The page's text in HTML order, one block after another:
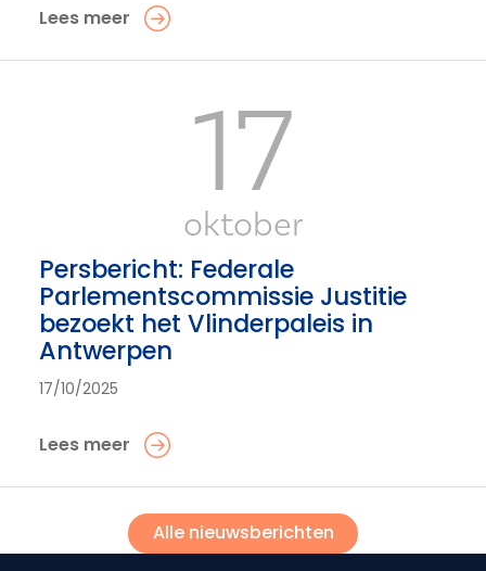
Lees meer
17
oktober
Persbericht: Federale
Parlementscommissie Justitie
bezoekt het Vlinderpaleis in
Antwerpen
17/10/2025
Lees meer
Alle nieuwsberichten